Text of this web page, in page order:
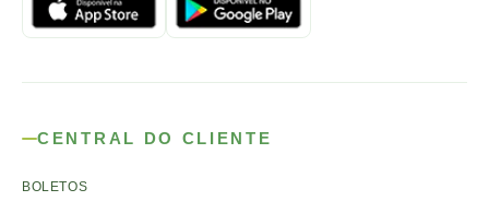
CENTRAL DO CLIENTE
BOLETOS